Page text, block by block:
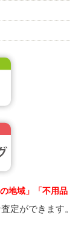
地域」「不用品
定ができます。